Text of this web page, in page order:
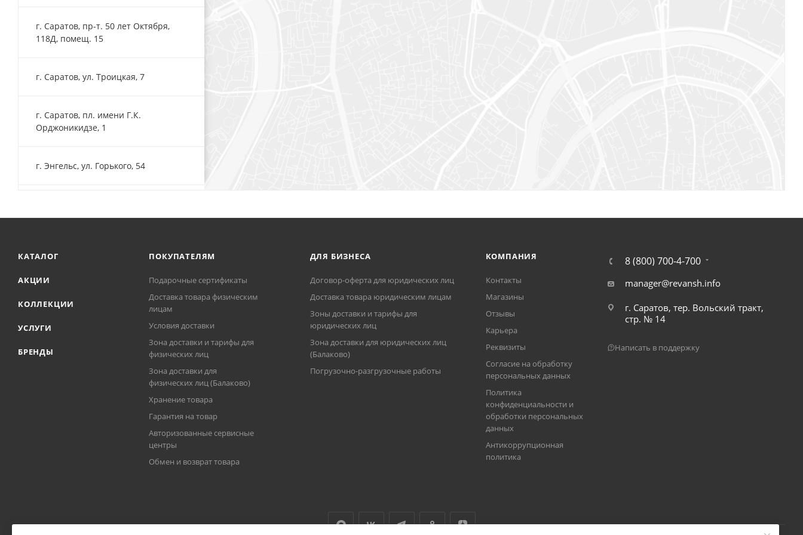
г. Саратов, пр-т. 50 лет Октября,
118Д, помещ. 15
г. Саратов, ул. Троицкая, 7
г. Саратов, пл. имени Г.К.
Орджоникидзе, 1
г. Энгельс, ул. Горького, 54
КАТАЛОГ
АКЦИИ
КОЛЛЕКЦИИ
УСЛУГИ
БРЕНДЫ
ПОКУПАТЕЛЯМ
Подарочные сертификаты
Доставка товара физическим
лицам
Условия доставки
Зона доставки и тарифы для
физических лиц
Зона доставки для
физических лиц (Балаково)
Хранение товара
Гарантия на товар
Авторизованные сервисные
центры
Обмен и возврат товара
ДЛЯ БИЗНЕСА
Договор-оферта для юридических лиц
Доставка товара юридическим лицам
Зоны доставки и тарифы для
юридических лиц
Зона доставки для юридических лиц
(Балаково)
Погрузочно-разгрузочные работы
КОМПАНИЯ
Контакты
Магазины
Отзывы
Карьера
Реквизиты
Согласие на обработку
персональных данных
Политика
конфиденциальности и
обработки персональных
данных
Антикоррупционная
политика
8 (800) 700-4-700
manager@revansh.info
г. Саратов, тер. Вольский тракт,
стр. № 14
Написать в поддержку